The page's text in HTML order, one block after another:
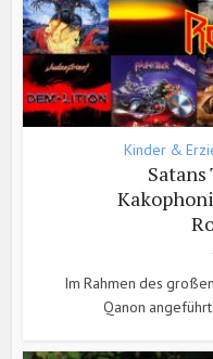
Kinder &
Im Rahmen des
Qanon